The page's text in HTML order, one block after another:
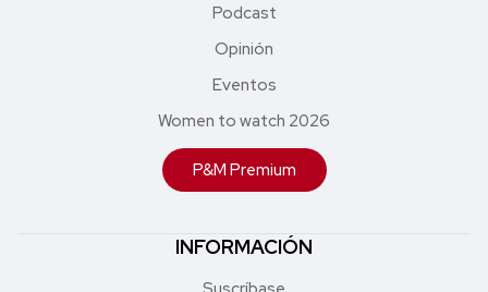
Podcast
Opinión
Eventos
Women to watch 2026
P&M Premium
INFORMACIÓN